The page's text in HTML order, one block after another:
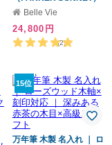
【名入れ万年筆】
【父の日】 【母の日】
誕生日・記念日・敬老の
【ラッピング・メッセー
ジカード無料】
Belle Vie
24,800円
(2)
15位
万年筆 木製 名入れ ｜ ロ